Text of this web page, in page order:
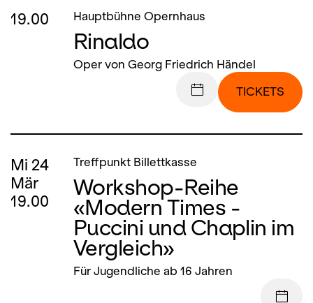
19.00 Hauptbühne Opernhaus
Rinaldo
Oper von Georg Friedrich Händel
TICKETS
Mi 24
Mär
19.00
Treffpunkt Billettkasse
Workshop-Reihe
«Modern Times -
Puccini und Chaplin im
Vergleich»
Für Jugendliche ab 16 Jahren